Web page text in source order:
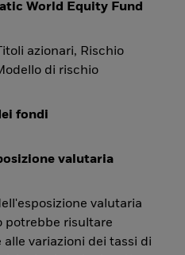
World Equity Fund
azionari, Rischio
di rischio
fondi
valutaria
valutaria
potrebbe risultare
variazioni dei tassi di